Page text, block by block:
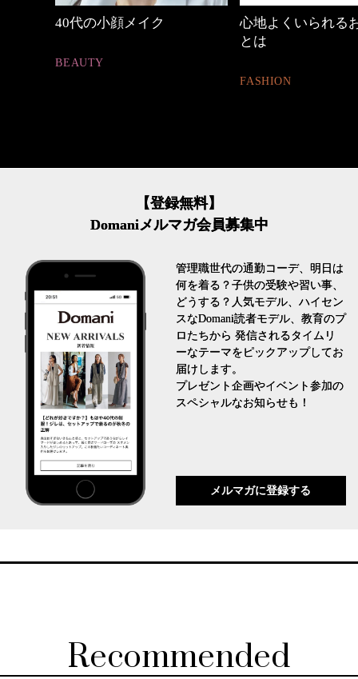
心地よくいられるおしゃれ
【ワーママのきれ
ュアル通勤】
FASHION
【登録無料】
Domaniメルマガ会員募集中
管理職世代の通勤コーデ、明日は
何を着る？子供の受験や習い事、
どうする？人気モデル、ハイセン
スなDomani読者モデル、教育のプ
ロたちから 発信されるタイムリ
ーなテーマをピックアップしてお
届けします。
プレゼント企画やイベント参加の
スペシャルなお知らせも！
メルマガに登録する
Recommended